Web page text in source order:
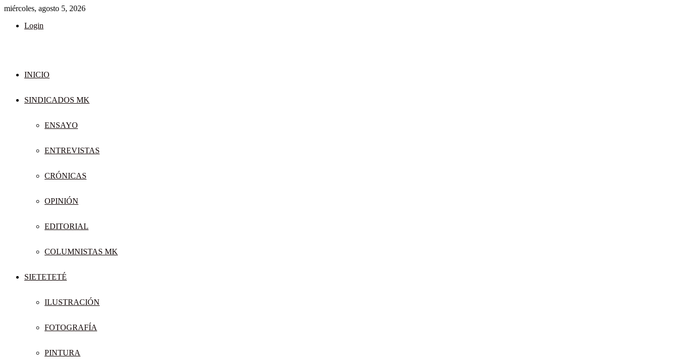
miércoles, agosto 5, 2026
Login
INICIO
SINDICADOS MK
ENSAYO
ENTREVISTAS
CRÓNICAS
OPINIÓN
EDITORIAL
COLUMNISTAS MK
SIETETETÉ
ILUSTRACIÓN
FOTOGRAFÍA
PINTURA